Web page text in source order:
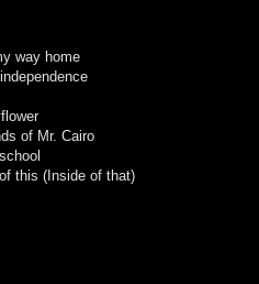
way home
of Mr. Cairo
this (Inside of that)